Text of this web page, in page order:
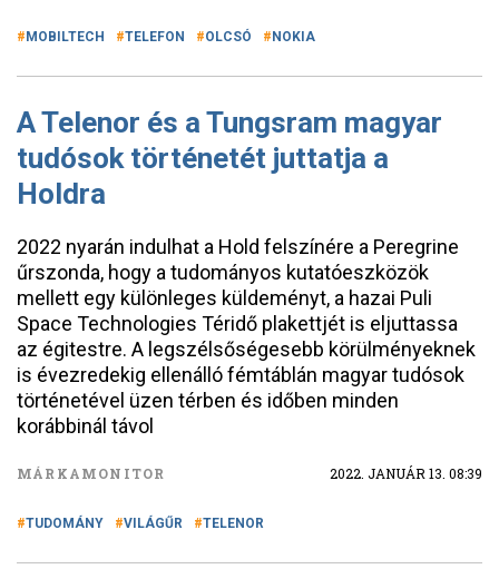
MOBILTECH TELEFON OLCSÓ NOKIA
A Telenor és a Tungsram magyar
tudósok történetét juttatja a
Holdra
2022 nyarán indulhat a Hold felszínére a Peregrine
űrszonda, hogy a tudományos kutatóeszközök
mellett egy különleges küldeményt, a hazai Puli
Space Technologies Téridő plakettjét is eljuttassa
az égitestre. A legszélsőségesebb körülményeknek
is évezredekig ellenálló fémtáblán magyar tudósok
történetével üzen térben és időben minden
korábbinál távol
MÁRKAMONITOR 2022. JANUÁR 13. 08:39
TUDOMÁNY VILÁGŰR TELENOR